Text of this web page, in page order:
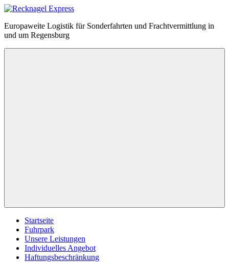
Zum
springen
Recknagel
Express
Europaweite Logistik für Sonderfahrten und Frachtvermittlung in
und um Regensburg
Startseite
Fuhrpark
Unsere Leistungen
Individuelles Angebot
Haftungsbeschränkung